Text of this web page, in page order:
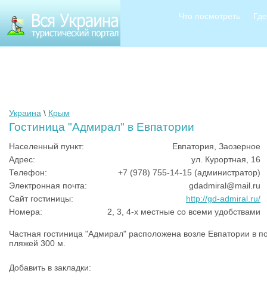
Что посмотреть
Украина \ Крым
Гостиница "Адмирал" в Евпатории
Населенный пункт:
Евпатория, Заозерное
Адрес:
ул. Курортная, 16
Телефон:
+7 (978) 755-14-15 (администратор)
Электронная почта:
gdadmiral@mail.ru
Сайт гостиницы:
http://gd-admiral.ru/
Номера:
2, 3, 4-х местные со всеми удобствами
Частная гостиница "Адмирал" расположена возле Евпатории в
пляжей 300 м.
Добавить в закладки: